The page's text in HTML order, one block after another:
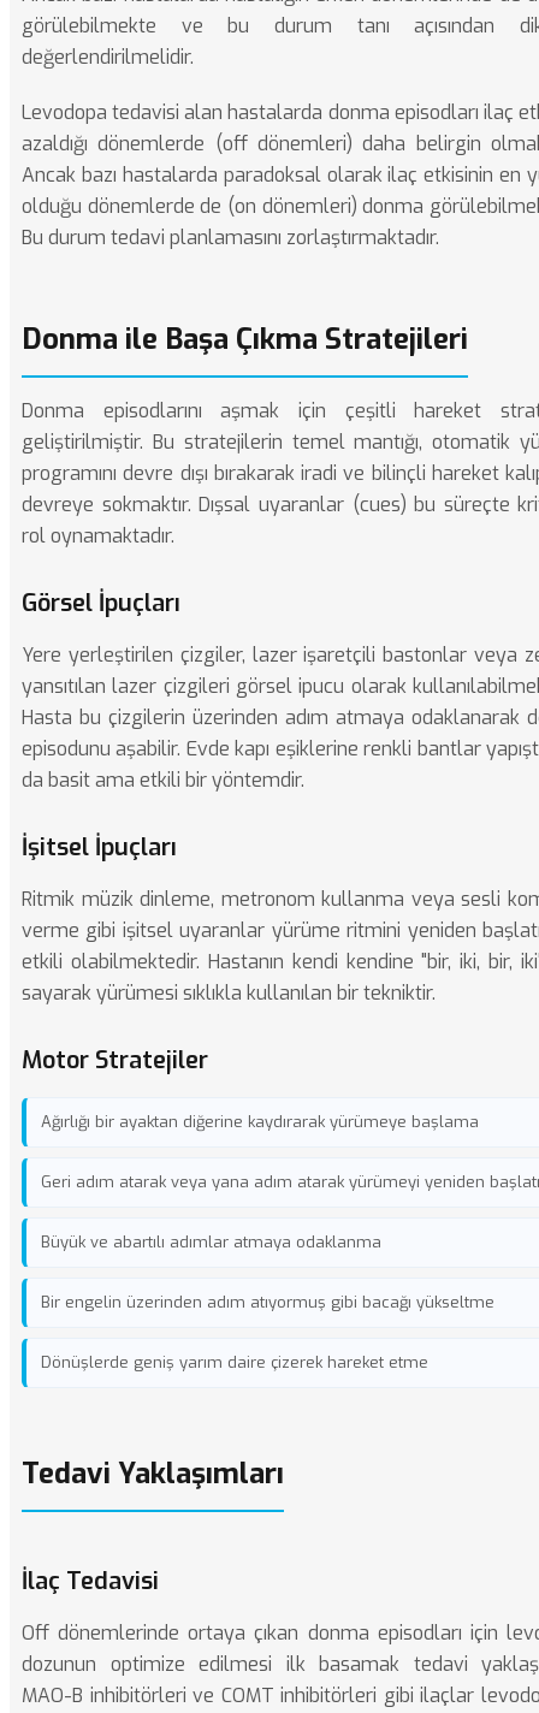
görülebilmekte ve bu durum tanı açısından
değerlendirilmelidir.
Levodopa tedavisi alan hastalarda donma episodları ilaç
azaldığı dönemlerde (off dönemleri) daha belirgin
Ancak bazı hastalarda paradoksal olarak ilaç etkisinin en
olduğu dönemlerde de (on dönemleri) donma
Bu durum tedavi planlamasını zorlaştırmaktadır.
Donma ile Başa Çıkma Stratejileri
Donma episodlarını aşmak için çeşitli hareket
geliştirilmiştir. Bu stratejilerin temel mantığı, otomatik
programını devre dışı bırakarak iradi ve bilinçli hareket
devreye sokmaktır. Dışsal uyaranlar (cues) bu süreçte
rol oynamaktadır.
Görsel İpuçları
Yere yerleştirilen çizgiler, lazer işaretçili bastonlar veya
yansıtılan lazer çizgileri görsel ipucu olarak
Hasta bu çizgilerin üzerinden adım atmaya odaklanarak
episodunu aşabilir. Evde kapı eşiklerine renkli bantlar
da basit ama etkili bir yöntemdir.
İşitsel İpuçları
Ritmik müzik dinleme, metronom kullanma veya sesli
verme gibi işitsel uyaranlar yürüme ritmini yeniden
etkili olabilmektedir. Hastanın kendi kendine "bir, iki, bir,
sayarak yürümesi sıklıkla kullanılan bir tekniktir.
Motor Stratejiler
Ağırlığı bir ayaktan diğerine kaydırarak yürümeye başlama
Geri adım atarak veya yana adım atarak yürümeyi yeniden
Büyük ve abartılı adımlar atmaya odaklanma
Bir engelin üzerinden adım atıyormuş gibi bacağı yükseltme
Dönüşlerde geniş yarım daire çizerek hareket etme
Tedavi Yaklaşımları
İlaç Tedavisi
Off dönemlerinde ortaya çıkan donma episodları için
dozunun optimize edilmesi ilk basamak tedavi
MAO-B inhibitörleri ve COMT inhibitörleri gibi ilaçlar